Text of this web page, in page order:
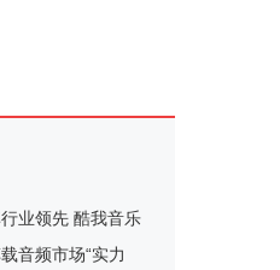
业领先 酷我音乐
音频市场“实力